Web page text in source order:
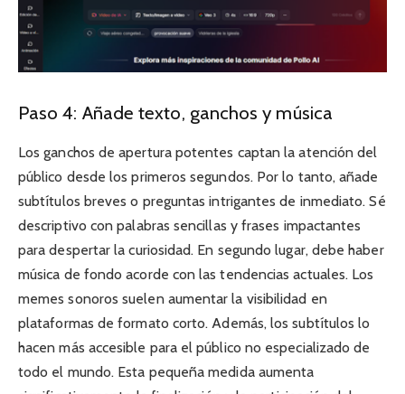
Paso 4: Añade texto, ganchos y música
Los ganchos de apertura potentes captan la atención del
público desde los primeros segundos. Por lo tanto, añade
subtítulos breves o preguntas intrigantes de inmediato. Sé
descriptivo con palabras sencillas y frases impactantes
para despertar la curiosidad. En segundo lugar, debe haber
música de fondo acorde con las tendencias actuales. Los
memes sonoros suelen aumentar la visibilidad en
plataformas de formato corto. Además, los subtítulos lo
hacen más accesible para el público no especializado de
todo el mundo. Esta pequeña medida aumenta